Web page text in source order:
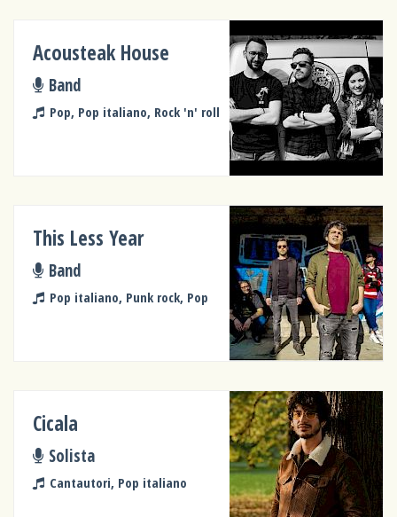
Acousteak House
Band
Pop, Pop italiano, Rock 'n' roll
This Less Year
Band
Pop italiano, Punk rock, Pop
Cicala
Solista
Cantautori, Pop italiano